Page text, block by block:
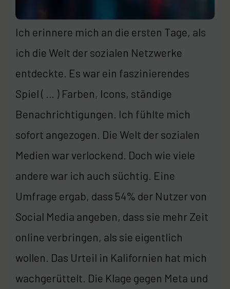
Ich erinnere mich an die ersten Tage, als
ich die Welt der sozialen Netzwerke
entdeckte. Es war ein faszinierendes
Spiel ( … ) Farben, Icons, ständige
Benachrichtigungen. Ich fühlte mich
sofort angezogen. Die Welt der sozialen
Medien war verlockend. Doch wie viele
andere war ich auch süchtig. Eine
Umfrage ergab, dass 54% der Nutzer von
Social Media angeben, dass sie mehr Zeit
online verbringen, als sie eigentlich
wollen. Das Urteil in Kalifornien hat mich
wachgerüttelt. Die Klage gegen Meta und